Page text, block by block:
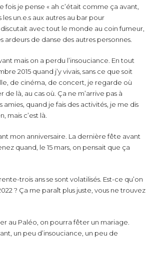
fois je pense « ah c’était comme ça avant,
un.e.s aux autres au bar pour
avec tout le monde au coin fumeur,
de danse des autres personnes.
mais on a perdu l’insouciance. En tout
2015 quand j’y vivais, sans ce que soit
de cinéma, de concert, je regarde où
là, au cas où. Ça ne m’arrive pas à
amies, quand je fais des activités, je me dis
mais c’est là.
mon anniversaire. La dernière fête avant
quand, le 15 mars, on pensait que ça
trois ans se sont volatilisés. Est-ce qu’on
? Ça me paraît plus juste, vous ne trouvez
au Paléo, on pourra fêter un mariage.
un peu d’insouciance, un peu de